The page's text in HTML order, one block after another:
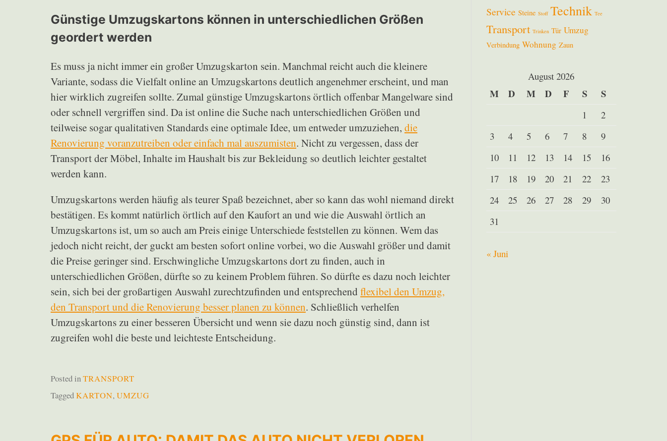
Günstige Umzugskartons können in unterschiedlichen Größen
geordert werden
Es muss ja nicht immer ein großer Umzugskarton sein. Manchmal reicht auch die kleinere
Variante, sodass die Vielfalt online an Umzugskartons deutlich angenehmer erscheint, und man
hier wirklich zugreifen sollte. Zumal günstige Umzugskartons örtlich offenbar Mangelware sind
oder schnell vergriffen sind. Da ist online die Suche nach unterschiedlichen Größen und
teilweise sogar qualitativen Standards eine optimale Idee, um entweder umzuziehen, die
Renovierung voranzutreiben oder einfach mal auszumisten. Nicht zu vergessen, dass der
Transport der Möbel, Inhalte im Haushalt bis zur Bekleidung so deutlich leichter gestaltet
werden kann.
Umzugskartons werden häufig als teurer Spaß bezeichnet, aber so kann das wohl niemand direkt
bestätigen. Es kommt natürlich örtlich auf den Kaufort an und wie die Auswahl örtlich an
Umzugskartons ist, um so auch am Preis einige Unterschiede feststellen zu können. Wem das
jedoch nicht reicht, der guckt am besten sofort online vorbei, wo die Auswahl größer und damit
die Preise geringer sind. Erschwingliche Umzugskartons dort zu finden, auch in
unterschiedlichen Größen, dürfte so zu keinem Problem führen. So dürfte es dazu noch leichter
sein, sich bei der großartigen Auswahl zurechtzufinden und entsprechend flexibel den Umzug,
den Transport und die Renovierung besser planen zu können. Schließlich verhelfen
Umzugskartons zu einer besseren Übersicht und wenn sie dazu noch günstig sind, dann ist
zugreifen wohl die beste und leichteste Entscheidung.
Posted inTRANSPORT
TaggedKARTON, UMZUG
Service Steine Stoff Technik Tee
Transport Trinken Tür Umzug
Verbindung Wohnung Zaun
August 2026
M D M D F S S
1
2
3
4 5 6 7 8
9
10
11 12 13 14 15
16
17
18 19 20 21 22
23
24
25 26 27 28 29
30
31
« Juni